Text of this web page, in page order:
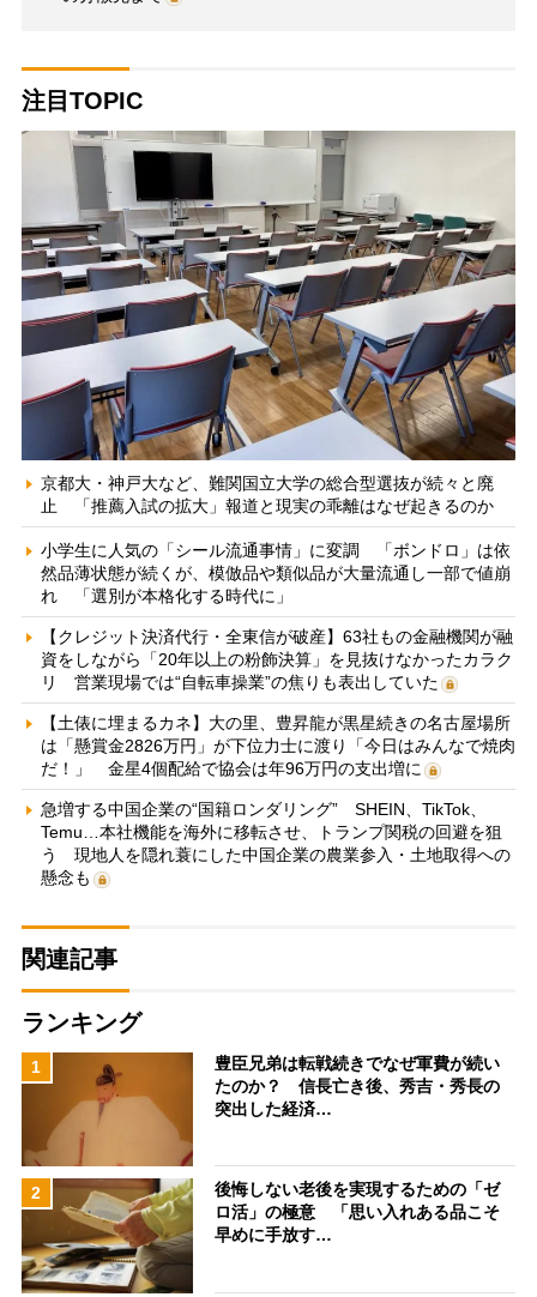
注目TOPIC
京都大・神戸大など、難関国立大学の総合型選抜が続々と廃
止 「推薦入試の拡大」報道と現実の乖離はなぜ起きるのか
小学生に人気の「シール流通事情」に変調 「ボンドロ」は依
然品薄状態が続くが、模倣品や類似品が大量流通し一部で値崩
れ 「選別が本格化する時代に」
【クレジット決済代行・全東信が破産】63社もの金融機関が融
資をしながら「20年以上の粉飾決算」を見抜けなかったカラク
リ 営業現場では“自転車操業”の焦りも表出していた
【土俵に埋まるカネ】大の里、豊昇龍が黒星続きの名古屋場所
は「懸賞金2826万円」が下位力士に渡り「今日はみんなで焼肉
だ！」 金星4個配給で協会は年96万円の支出増に
急増する中国企業の“国籍ロンダリング” SHEIN、TikTok、
Temu…本社機能を海外に移転させ、トランプ関税の回避を狙
う 現地人を隠れ蓑にした中国企業の農業参入・土地取得への
懸念も
関連記事
ランキング
1
豊臣兄弟は転戦続きでなぜ軍費が続い
たのか？ 信長亡き後、秀吉・秀長の
突出した経済…
2
後悔しない老後を実現するための「ゼ
ロ活」の極意 「思い入れある品こそ
早めに手放す…